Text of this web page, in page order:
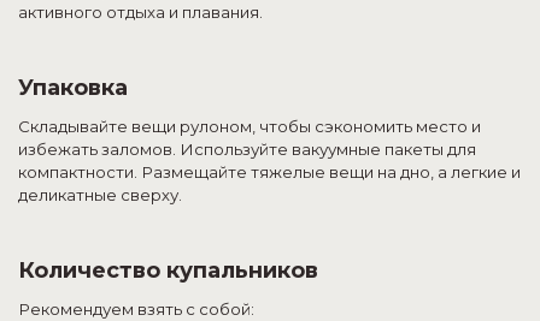
активного отдыха и плавания.
Упаковка
Складывайте вещи рулоном, чтобы сэкономить место и
избежать заломов. Используйте вакуумные пакеты для
компактности. Размещайте тяжелые вещи на дно, а легкие и
деликатные сверху.
Количество купальников
Рекомендуем взять с собой: